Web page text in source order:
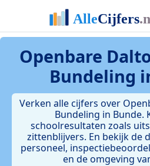
Openbare
Bundeling
Verken alle cijfers over
Bundeling in Bunde.
schoolresultaten zoals
zittenblijvers. En bekijk de
personeel,
en de omgeving